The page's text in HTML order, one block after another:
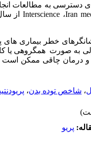
دسترسی به مطالعات
Iran، Interscience
خطر بیماری های
به صورت همگروهی یا
و درمان چاقی ممکن
، شاخص توده بدن،
پریو